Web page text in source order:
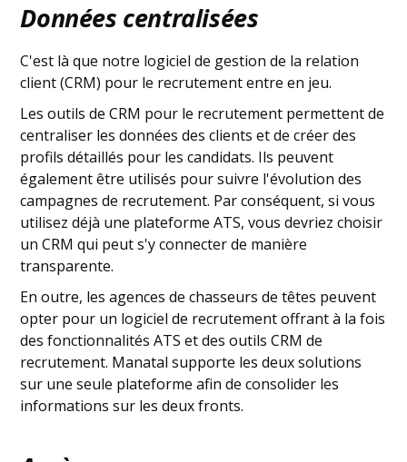
Données centralisées
C'est là que notre logiciel de gestion de la relation
client (CRM) pour le recrutement entre en jeu.
Les outils de CRM pour le recrutement permettent de
centraliser les données des clients et de créer des
profils détaillés pour les candidats. Ils peuvent
également être utilisés pour suivre l'évolution des
campagnes de recrutement. Par conséquent, si vous
utilisez déjà une plateforme ATS, vous devriez choisir
un CRM qui peut s'y connecter de manière
transparente.
En outre, les agences de chasseurs de têtes peuvent
opter pour un logiciel de recrutement offrant à la fois
des fonctionnalités ATS et des outils CRM de
recrutement. Manatal supporte les deux solutions
sur une seule plateforme afin de consolider les
informations sur les deux fronts.